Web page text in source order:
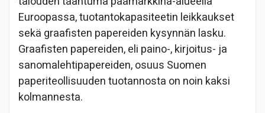
Euroopassa, tuotantokapasiteetin leikkaukset
sekä graafisten papereiden kysynnän lasku.
Graafisten papereiden, eli paino-, kirjoitus- ja
sanomalehtipapereiden, osuus Suomen
paperiteollisuuden tuotannosta on noin kaksi
kolmannesta.